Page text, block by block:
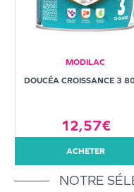
MODILAC
DOUCÉA CROISSANCE 3
12,57€
ACHETER
NOTRE